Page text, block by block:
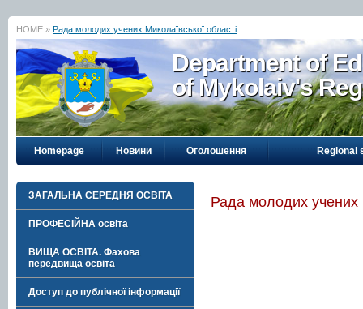
HOME » Рада молодих учених Миколаївської області
Department of
of Mykolaiv's
Homepage Новини Оголошення Regional
ЗАГАЛЬНА СЕРЕДНЯ ОСВІТА
ПРОФЕСІЙНА освіта
ВИЩА ОСВІТА. Фахова
передвища освіта
Доступ до публічної інформації
Рада молодих учених